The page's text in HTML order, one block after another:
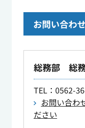
お問い合わせ
総務部 総
TEL：0562-
お問い合わ
ださい